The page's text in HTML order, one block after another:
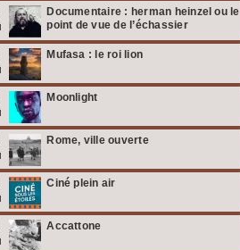
Documentaire : herman heinzel ou le
point de vue de l’échassier
Mufasa : le roi lion
Moonlight
Rome, ville ouverte
Ciné plein air
Accattone